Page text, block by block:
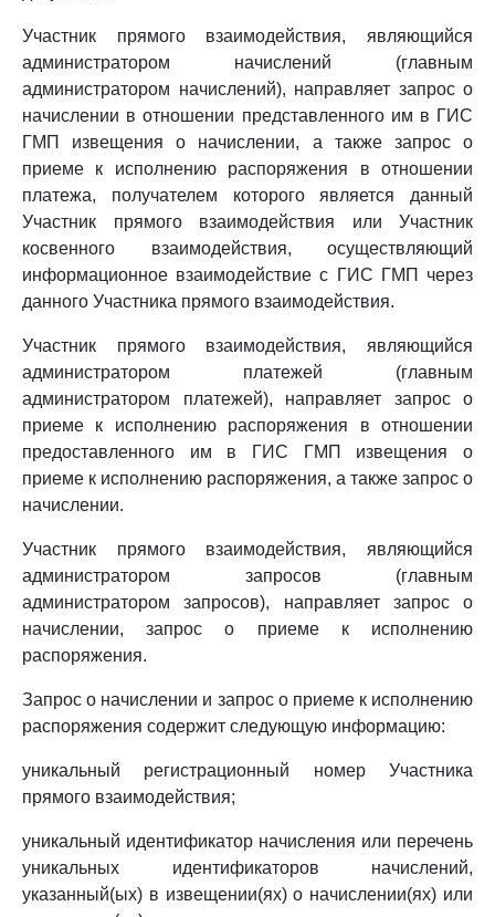
Участник прямого взаимодействия, являющийся
администратором начислений (главным
администратором начислений), направляет запрос о
начислении в отношении представленного им в ГИС
ГМП извещения о начислении, а также запрос о
приеме к исполнению распоряжения в отношении
платежа, получателем которого является данный
Участник прямого взаимодействия или Участник
косвенного взаимодействия, осуществляющий
информационное взаимодействие с ГИС ГМП через
данного Участника прямого взаимодействия.
Участник прямого взаимодействия, являющийся
администратором платежей (главным
администратором платежей), направляет запрос о
приеме к исполнению распоряжения в отношении
предоставленного им в ГИС ГМП извещения о
приеме к исполнению распоряжения, а также запрос о
начислении.
Участник прямого взаимодействия, являющийся
администратором запросов (главным
администратором запросов), направляет запрос о
начислении, запрос о приеме к исполнению
распоряжения.
Запрос о начислении и запрос о приеме к исполнению
распоряжения содержит следующую информацию:
уникальный регистрационный номер Участника
прямого взаимодействия;
уникальный идентификатор начисления или перечень
уникальных идентификаторов начислений,
указанный(ых) в извещении(ях) о начислении(ях) или